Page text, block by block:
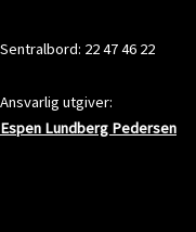
Sentralbord: 22 47 46 22
Ansvarlig utgiver:
Espen Lundberg Pedersen